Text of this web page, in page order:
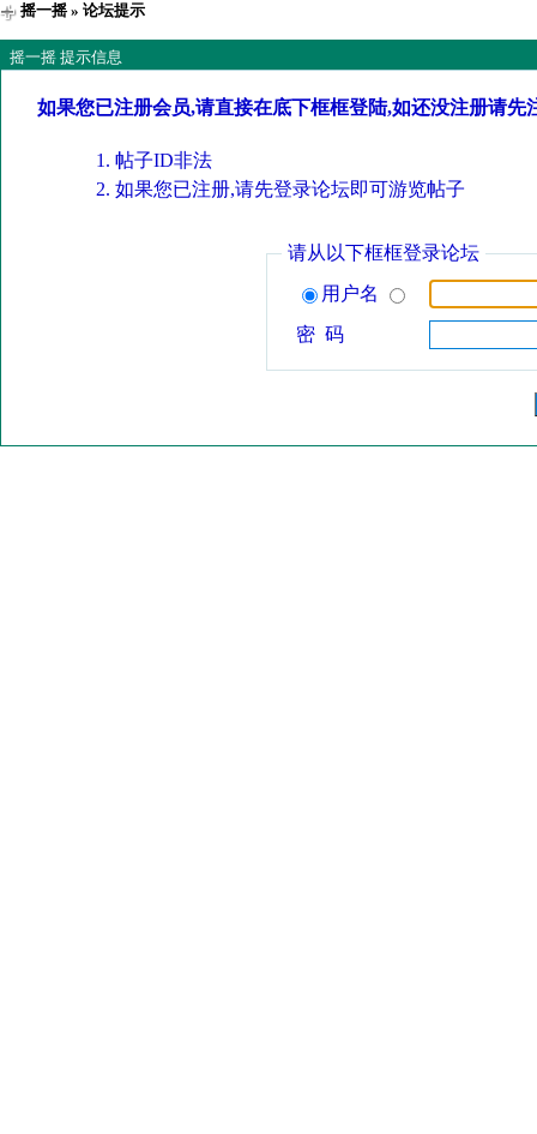
摇一摇» 论坛提示
摇一摇 提示信息
如果您已注册会员,请直接在底下框框登陆,如还没注册请先
帖子ID非法
如果您已注册,请先登录论坛即可游览帖子
请从以下框框登录论坛
用户名
密 码